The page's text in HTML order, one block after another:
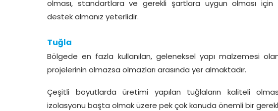
olması, standartlara ve gerekli şartlara uygun olması için
destek almanız yeterlidir.
Tuğla
Bölgede en fazla kullanılan, geleneksel yapı malzemesi
projelerinin olmazsa olmazları arasında yer almaktadır.
Çeşitli boyutlarda üretimi yapılan tuğlaların kaliteli
izolasyonu başta olmak üzere pek çok konuda önemli bir